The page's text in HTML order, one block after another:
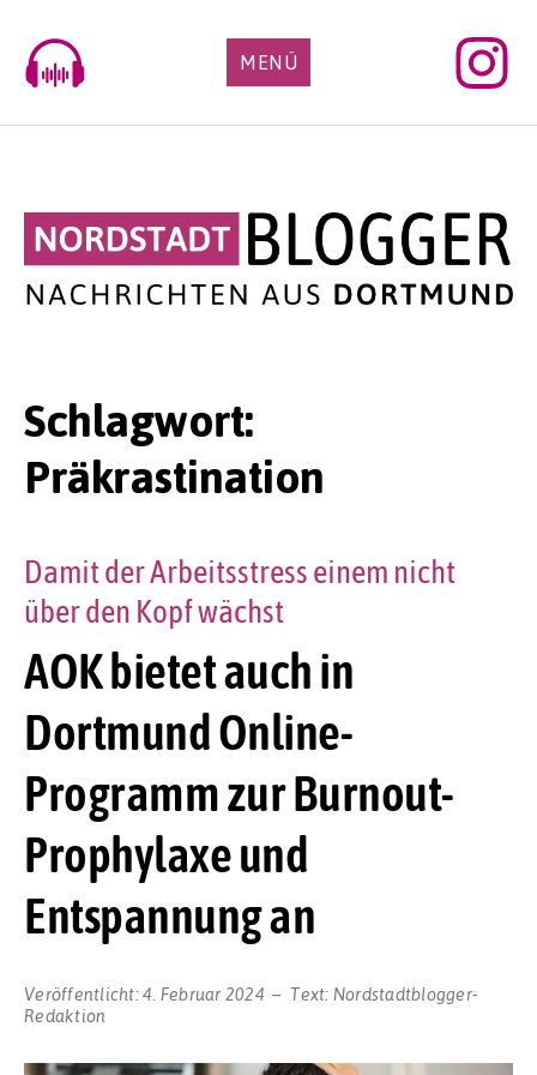
content
MENÜ
Schlagwort:
Präkrastination
AOK bietet auch in
Dortmund Online-
Programm zur Burnout-
Prophylaxe und
Entspannung an
Damit der Arbeitsstress einem nicht
über den Kopf wächst
Veröffentlicht:4. Februar 2024 Text: Nordstadtblogger-
Redaktion